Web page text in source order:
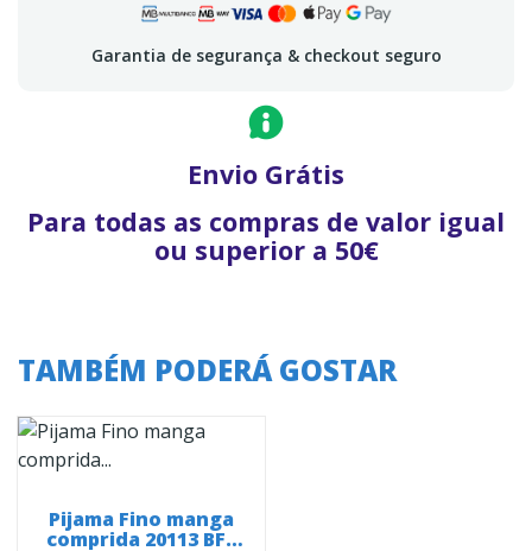
Garantia de segurança & checkout seguro
Envio Grátis
Para todas as compras de valor igual
ou superior a 50€
TAMBÉM PODERÁ GOSTAR
Pijama Fino manga
comprida 20113 BFF